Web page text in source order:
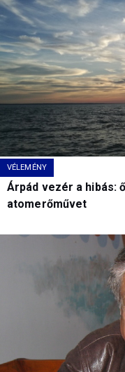
VÉLEMÉNY
Árpád vezér a hibás:
atomerőművet